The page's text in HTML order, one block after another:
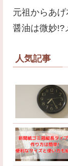
元祖からあ
醤油は微妙!?
人気記事